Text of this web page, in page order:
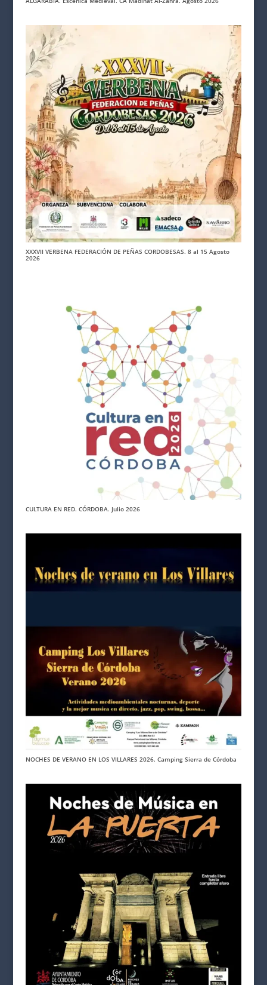
XXXVII VERBENA FEDERACIÓN DE PEÑAS CORDOBESAS. 8 al 15 Agosto
2026
CULTURA EN RED. CÓRDOBA. Julio 2026
NOCHES DE VERANO EN LOS VILLARES 2026. Camping Sierra de Córdoba